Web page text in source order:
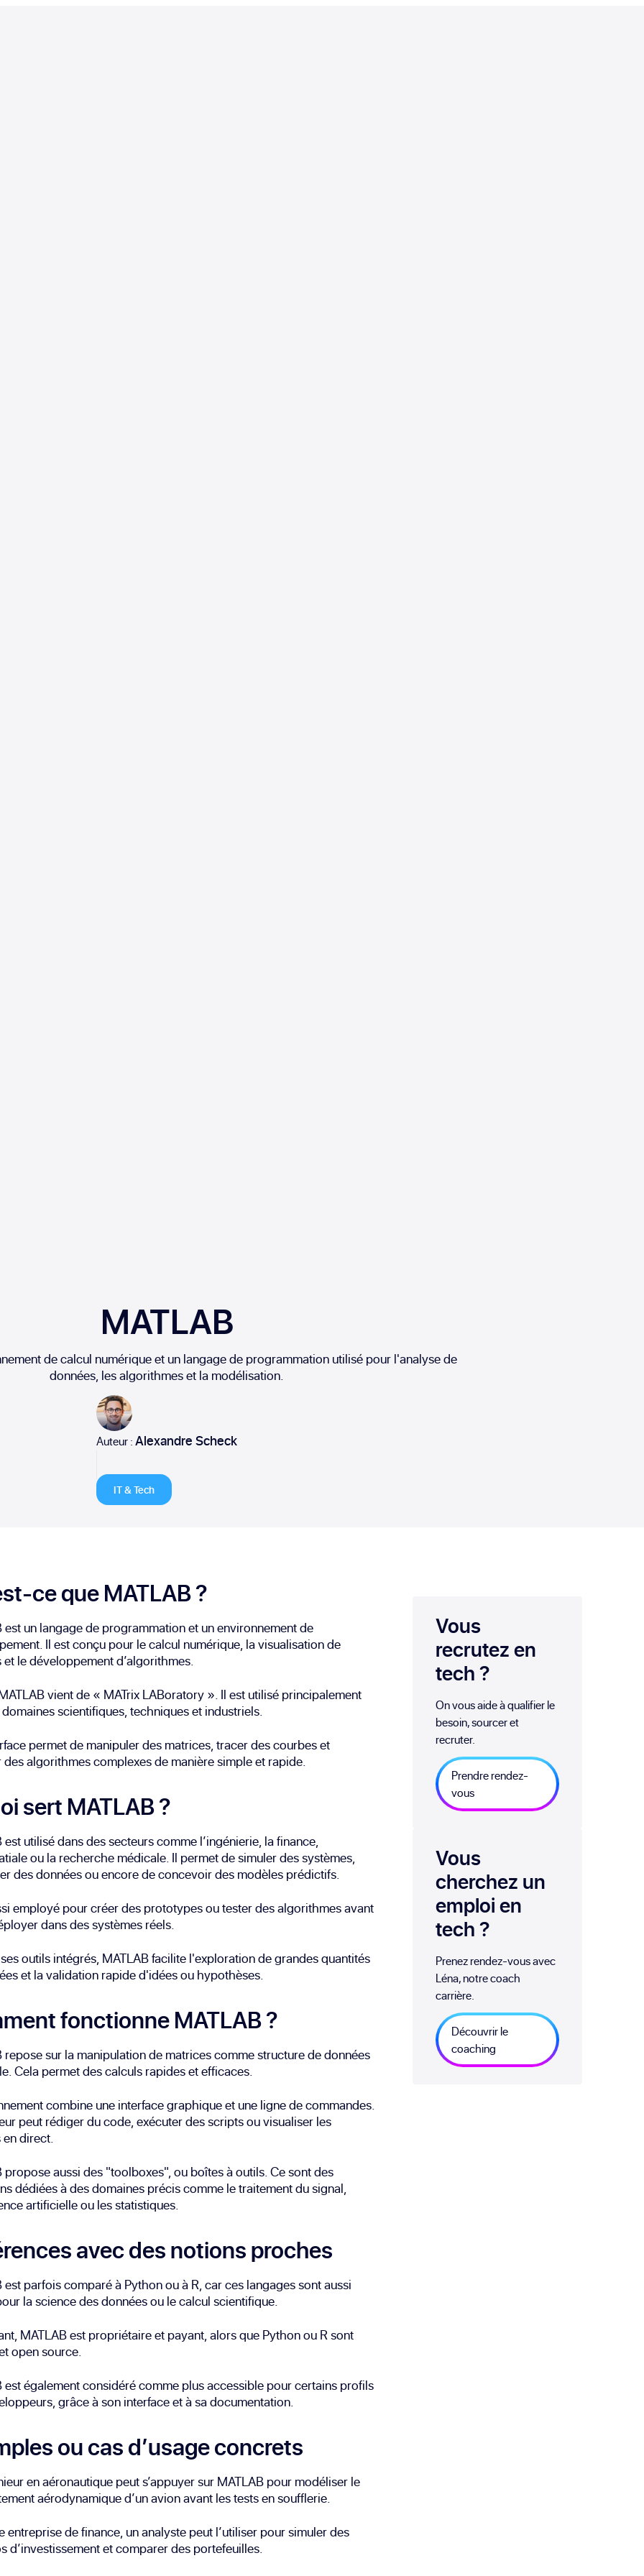
MATLAB
de calcul numérique et un langage de programmation utilisé pour l'analyse de
données, les algorithmes et la modélisation.
Auteur :Alexandre Scheck
IT & Tech
ce que MATLAB ?
est un langage de programmation et un environnement de
Il est conçu pour le calcul numérique, la visualisation de
et le développement d’algorithmes.
vient de « MATrix LABoratory ». Il est utilisé principalement
scientifiques, techniques et industriels.
permet de manipuler des matrices, tracer des courbes et
des algorithmes complexes de manière simple et rapide.
sert MATLAB ?
est utilisé dans des secteurs comme l’ingénierie, la finance,
ou la recherche médicale. Il permet de simuler des systèmes,
des données ou encore de concevoir des modèles prédictifs.
employé pour créer des prototypes ou tester des algorithmes avant
dans des systèmes réels.
outils intégrés, MATLAB facilite l'exploration de grandes quantités
et la validation rapide d'idées ou hypothèses.
fonctionne MATLAB ?
repose sur la manipulation de matrices comme structure de données
Cela permet des calculs rapides et efficaces.
combine une interface graphique et une ligne de commandes.
peut rédiger du code, exécuter des scripts ou visualiser les
en direct.
propose aussi des "toolboxes", ou boîtes à outils. Ce sont des
dédiées à des domaines précis comme le traitement du signal,
artificielle ou les statistiques.
avec des notions proches
est parfois comparé à Python ou à R, car ces langages sont aussi
la science des données ou le calcul scientifique.
MATLAB est propriétaire et payant, alors que Python ou R sont
open source.
est également considéré comme plus accessible pour certains profils
grâce à son interface et à sa documentation.
ou cas d’usage concrets
en aéronautique peut s’appuyer sur MATLAB pour modéliser le
aérodynamique d’un avion avant les tests en soufflerie.
entreprise de finance, un analyste peut l’utiliser pour simuler des
d’investissement et comparer des portefeuilles.
Vous
recrutez en
tech?
On vous aide à qualifier le
besoin, sourcer et
recruter.
Prendre rendez-
vous
Vous
cherchez un
emploien
tech?
Prenez rendez-vous avec
Léna, notre coach
carrière.
Découvrir le
coaching